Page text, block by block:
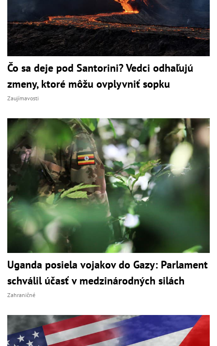
Čo sa deje pod Santorini? Vedci odhaľujú
zmeny, ktoré môžu ovplyvniť sopku
Zaujímavosti
Uganda posiela vojakov do Gazy: Parlament
schválil účasť v medzinárodných silách
Zahraničné